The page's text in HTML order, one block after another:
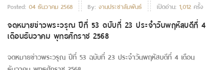
Posted: 04 ธันวาคม 2568 By: งานประชาสัมพันธ์ เปิดอ่าน: 1,012 ครั้ง
จดหมายข่าวพระวรุณ ปีที่ 53 ฉบับที่ 23 ประจำวันพฤหัสบดีที่ 4
เดือนธันวาคม พุทธศักราช 2568
จดหมายข่าวพระวรุณ ปีที่ 53 ฉบับที่ 23 ประจำวันพฤหัสบดีที่ 4 เดือน